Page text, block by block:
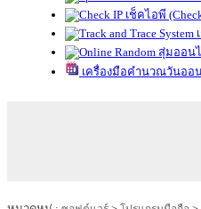
เช็คไอพี
สุ่มออน
เครื่องมือคำนวณวันออ